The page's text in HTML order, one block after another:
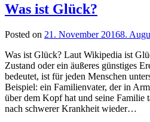
Was ist Glück?
Posted on 21. November 20168.
Was ist Glück? Laut Wikipedia ist
Zustand oder ein äußeres günstiges
bedeutet, ist für jeden Menschen
Beispiel: ein Familienvater, der in
über dem Kopf hat und seine Familie
nach schwerer Krankheit wieder…